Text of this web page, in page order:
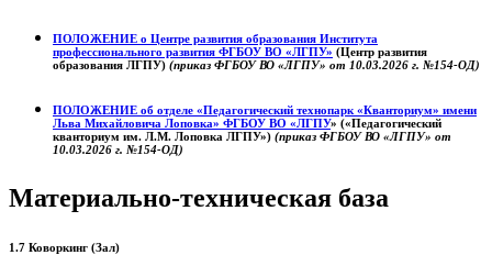
ПОЛОЖЕНИЕ о Центре развития образования Института
профессионального развития ФГБОУ ВО «ЛГПУ» (Центр развития
образования ЛГПУ) (приказ ФГБОУ ВО «ЛГПУ» от 10.03.2026 г. №154-ОД)
ПОЛОЖЕНИЕ об отделе «Педагогический технопарк «Кванториум» имени
Льва Михайловича Лоповка» ФГБОУ ВО «ЛГПУ» («Педагогический
кванториум им. Л.М. Лоповка ЛГПУ») (приказ ФГБОУ ВО «ЛГПУ» от
10.03.2026 г. №154-ОД)
Материально-техническая база
1.7 Коворкинг (Зал)